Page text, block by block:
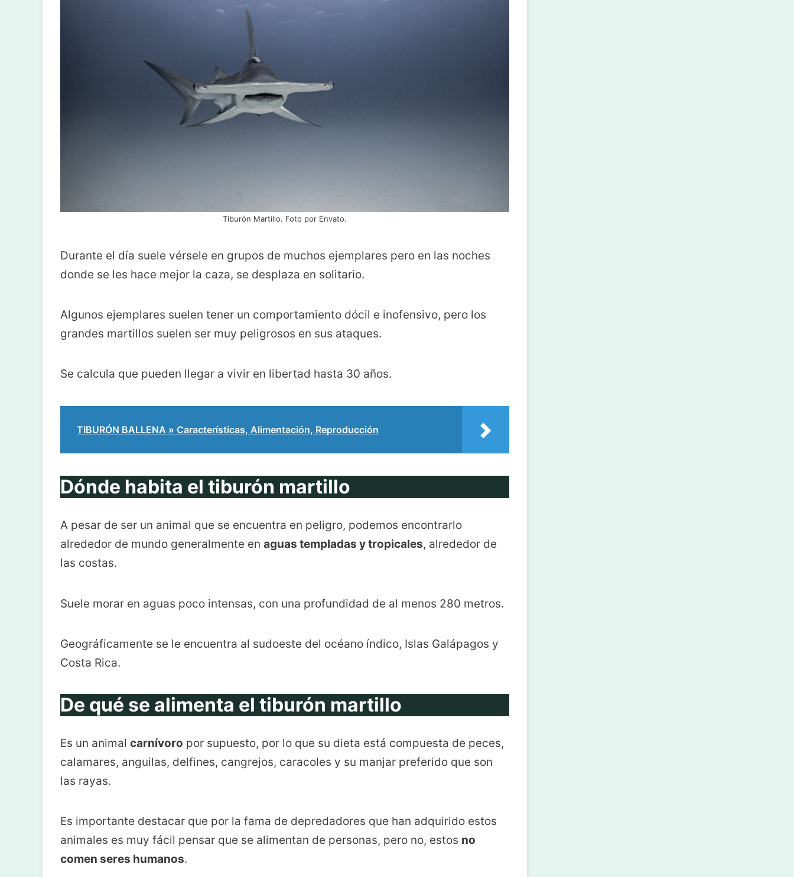
Tiburón Martillo. Foto por Envato.
Durante el día suele vérsele en grupos de muchos ejemplares pero en las noches
donde se les hace mejor la caza, se desplaza en solitario.
Algunos ejemplares suelen tener un comportamiento dócil e inofensivo, pero los
grandes martillos suelen ser muy peligrosos en sus ataques.
Se calcula que pueden llegar a vivir en libertad hasta 30 años.
TIBURÓN BALLENA » Características, Alimentación, Reproducción
Dónde habita el tiburón martillo
A pesar de ser un animal que se encuentra en peligro, podemos encontrarlo
alrededor de mundo generalmente en aguas templadas y tropicales, alrededor de
las costas.
Suele morar en aguas poco intensas, con una profundidad de al menos 280 metros.
Geográficamente se le encuentra al sudoeste del océano índico, Islas Galápagos y
Costa Rica.
De qué se alimenta el tiburón martillo
Es un animal carnívoro por supuesto, por lo que su dieta está compuesta de peces,
calamares, anguilas, delfines, cangrejos, caracoles y su manjar preferido que son
las rayas.
Es importante destacar que por la fama de depredadores que han adquirido estos
animales es muy fácil pensar que se alimentan de personas, pero no, estos no
comen seres humanos.